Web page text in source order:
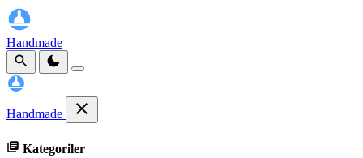
Handmade
Handmade
Kategoriler